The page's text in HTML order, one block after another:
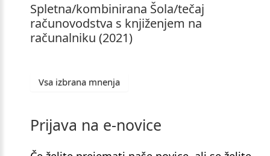
Spletna/kombinirana Šola/tečaj
računovodstva s knjiženjem na
računalniku (2021)
Vsa izbrana mnenja
Prijava na e-novice